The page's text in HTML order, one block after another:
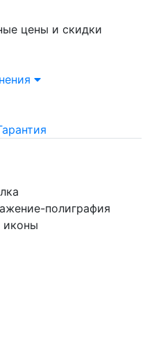
цены и скидки
полиграфия
иконы